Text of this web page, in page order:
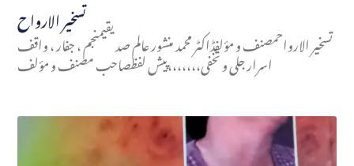
تسخير الارواح
تسخير الارواحمصنف و مؤلفڈاکٹر محمد منشور عالم صدیقیمنجم ، جفار ، واقف
اسرار جلی و تخفی،،،،،،،پیش لفظصاحب مصنف و مؤلف